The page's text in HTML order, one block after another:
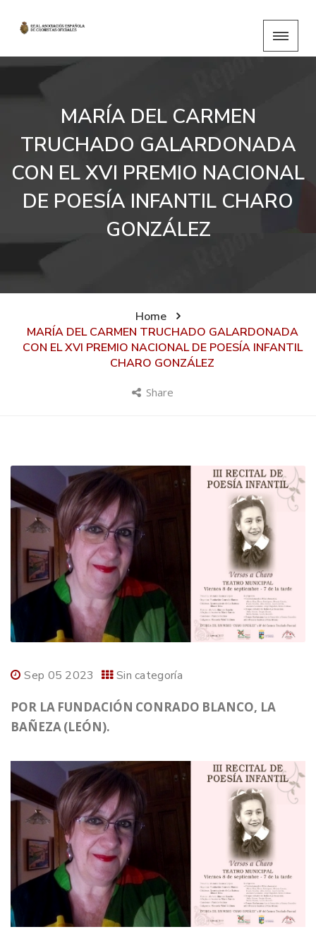
MARÍA DEL CARMEN
TRUCHADO GALARDONADA
CON EL XVI PREMIO NACIONAL
DE POESÍA INFANTIL CHARO
GONZÁLEZ
Home
MARÍA DEL CARMEN TRUCHADO GALARDONADA
CON EL XVI PREMIO NACIONAL DE POESÍA INFANTIL
CHARO GONZÁLEZ
Share
Sep 05 2023 Sin categoría
POR LA FUNDACIÓN CONRADO BLANCO, LA
BAÑEZA (LEÓN).